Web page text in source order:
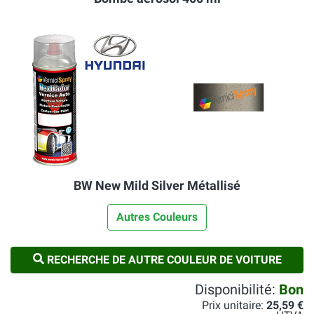
BW New Mild Silver Métallisé
Autres Couleurs
RECHERCHE DE AUTRE COULEUR DE VOITURE
Disponibilité: Bon
Prix unitaire: 25,59 €